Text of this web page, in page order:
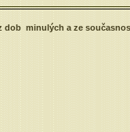
dob minulých a ze